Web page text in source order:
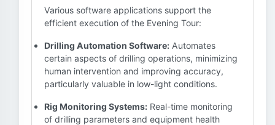
Various software applications support the
efficient execution of the Evening Tour:
Drilling Automation Software: Automates
certain aspects of drilling operations, minimizing
human intervention and improving accuracy,
particularly valuable in low-light conditions.
Rig Monitoring Systems: Real-time monitoring
of drilling parameters and equipment health